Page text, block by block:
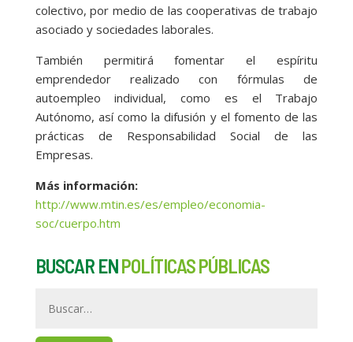
colectivo, por medio de las cooperativas de trabajo
asociado y sociedades laborales.
También permitirá fomentar el espíritu
emprendedor realizado con fórmulas de
autoempleo individual, como es el Trabajo
Autónomo, así como la difusión y el fomento de las
prácticas de Responsabilidad Social de las
Empresas.
Más información:
http://www.mtin.es/es/empleo/economia-
soc/cuerpo.htm
BUSCAR ENPOLÍTICAS PÚBLICAS